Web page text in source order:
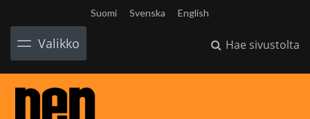
Suomi Svenska English
Valikko Hae sivustolta